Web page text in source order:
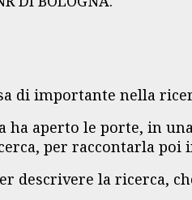
di importante nella
ha aperto le porte, in
per raccontarla
descrivere la ricerca,